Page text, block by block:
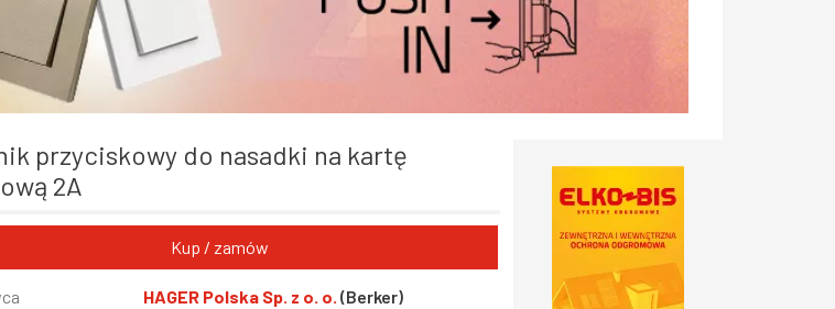
2A
Kup / zamów
HAGER Polska Sp. z o. o. (Berker)